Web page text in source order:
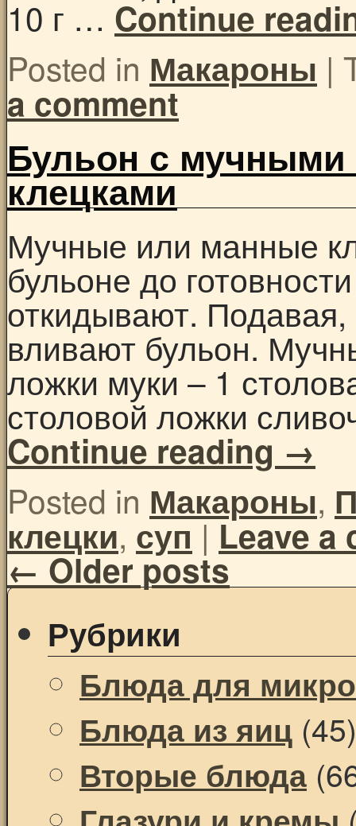
10 г … Continue
Posted in Макароны |
a comment
Бульон с
клецками
Мучные или манные
бульоне до
откидывают.
вливают бульон.
ложки муки – 1
столовой ложки
Continue reading →
Posted in Макароны,
клецки, суп|Leave a
←Older posts
Рубрики
Блюда для
Блюда из яиц (45)
Вторые блюда